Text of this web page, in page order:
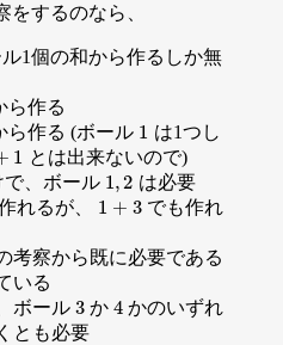
するのなら、
1個の和から作るしか無
ら作る
ら作る (ボール 1 は1つし
とは出来ないので)
で、ボール 1,2 は必要
れるが、 1+3
でも作れ
考察から既に必要である
いる
ボール 3 か 4 かのいずれ
とも必要